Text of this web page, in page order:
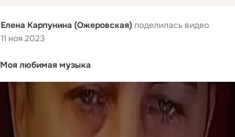
Елена Карпунина (Ожеровская)поделилась видео
11 ноя 2023
Моя любимая музыка